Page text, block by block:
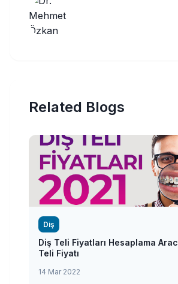
Related Blogs
Diş
Diş Teli Fiyatları Hesaplama
Teli Fiyatı
14 Mar 2022